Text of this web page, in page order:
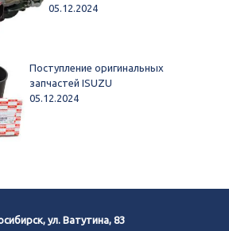
05.12.2024
Поступление оригинальных
запчастей ISUZU
05.12.2024
ул. Ватутина, 83